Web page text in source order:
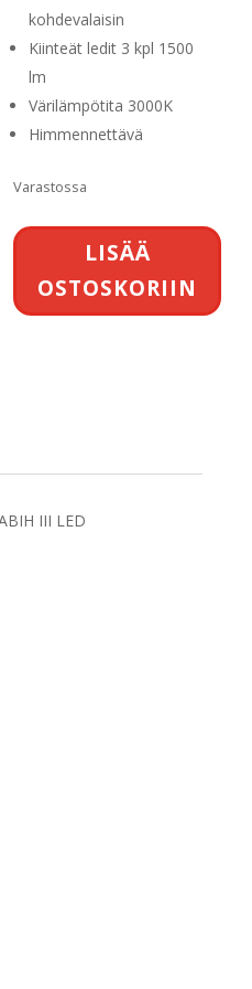
kohdevalaisin
Kiinteät ledit 3 kpl 1500
lm
Värilämpötita 3000K
Himmennettävä
Varastossa
Deko-
Dabih
III
LISÄÄ
OSTOSKORIIN
III LED